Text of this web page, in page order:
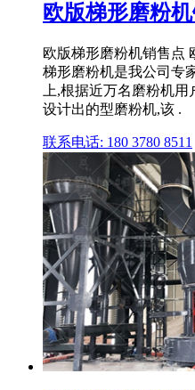
欧版梯形磨粉
欧版梯形磨粉机销售点
梯形磨粉机是我公司专
上,根据近万名磨粉机
设计出的型磨粉机,该 .
联系电话: 180 3780 8511